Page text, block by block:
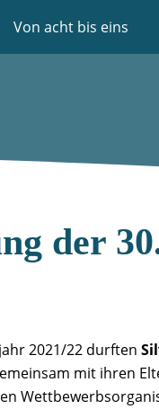
Von acht bis eins
der
2021/22 durften
mit ihren